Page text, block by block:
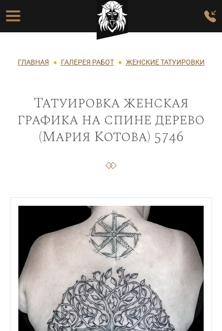
Перейти к основному содержанию
Основная навигация
Строка навигации
ГЛАВНАЯ ГАЛЕРЕЯ РАБОТ ЖЕНСКИЕ ТАТУИРОВКИ
Татуировка женская
графика на спине дерево
(Мария Котова) 5746